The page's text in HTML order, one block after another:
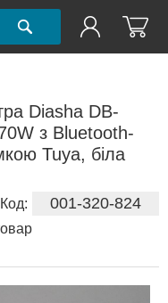
Diasha DB-
з Bluetooth-
Tuya, біла
Код: 001-320-824